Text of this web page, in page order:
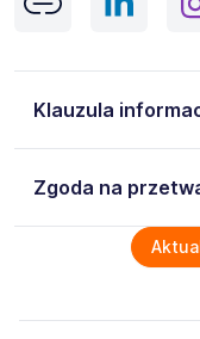
Klauzula
Zgoda na
Wyrażam zgodę na
osobowych przez
w załączonych